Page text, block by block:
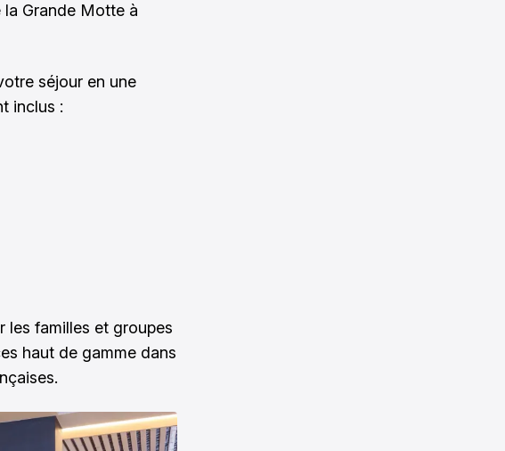
Grande Motte à
séjour en une
inclus :
les familles et groupes
haut de gamme dans